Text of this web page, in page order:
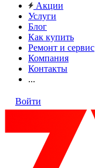
Акции
Услуги
Блог
Как купить
Ремонт и сервис
Компания
Контакты
...
Войти